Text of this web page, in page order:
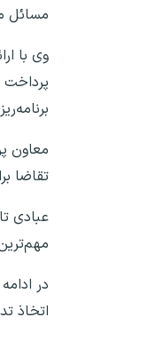
مسائل
وی با
تقاضا
عبادی
در
اتخاذ